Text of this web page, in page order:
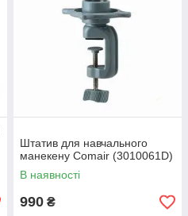
Штатив для навчального
манекену Comair (3010061D)
В наявності
990 ₴